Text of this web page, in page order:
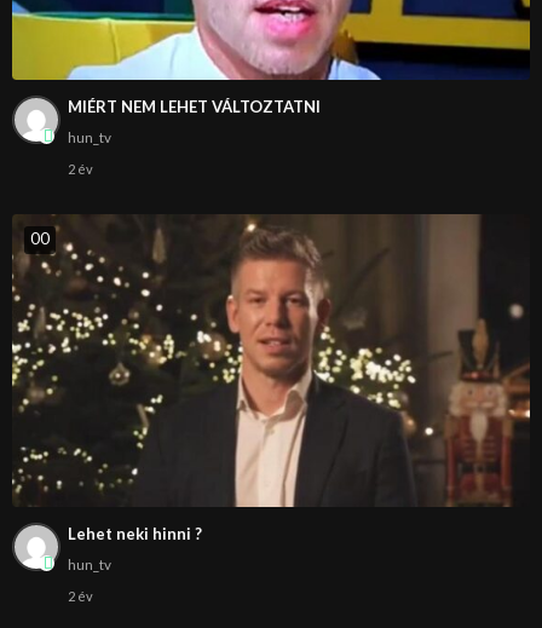
MIÉRT NEM LEHET VÁLTOZTATNI
hun_tv
2 év
00
Lehet neki hinni ?
hun_tv
2 év